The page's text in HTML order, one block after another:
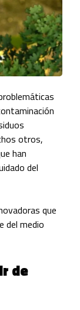
otros,
han
del
que
del medio
de